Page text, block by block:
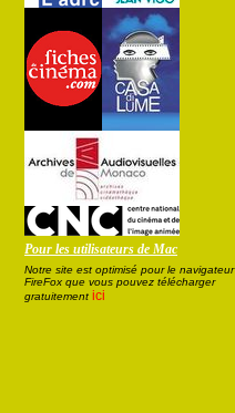
Pour les utilisateurs de Mac
Notre site est optimisé pour le navigateur
FireFox que vous pouvez télécharger
gratuitement ici